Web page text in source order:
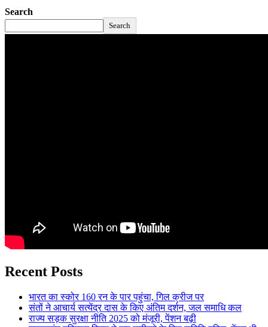
Search
Search
Recent Posts
भारत का स्कोर 160 रन के पार पहुंचा, गिल क्रीज पर
संतों ने आचार्य सत्येंद्र दास के किए अंतिम दर्शन, जल समाधि कल
राज्य सड़क सुरक्षा नीति 2025 को मंजूरी, पेंशन बढ़ी